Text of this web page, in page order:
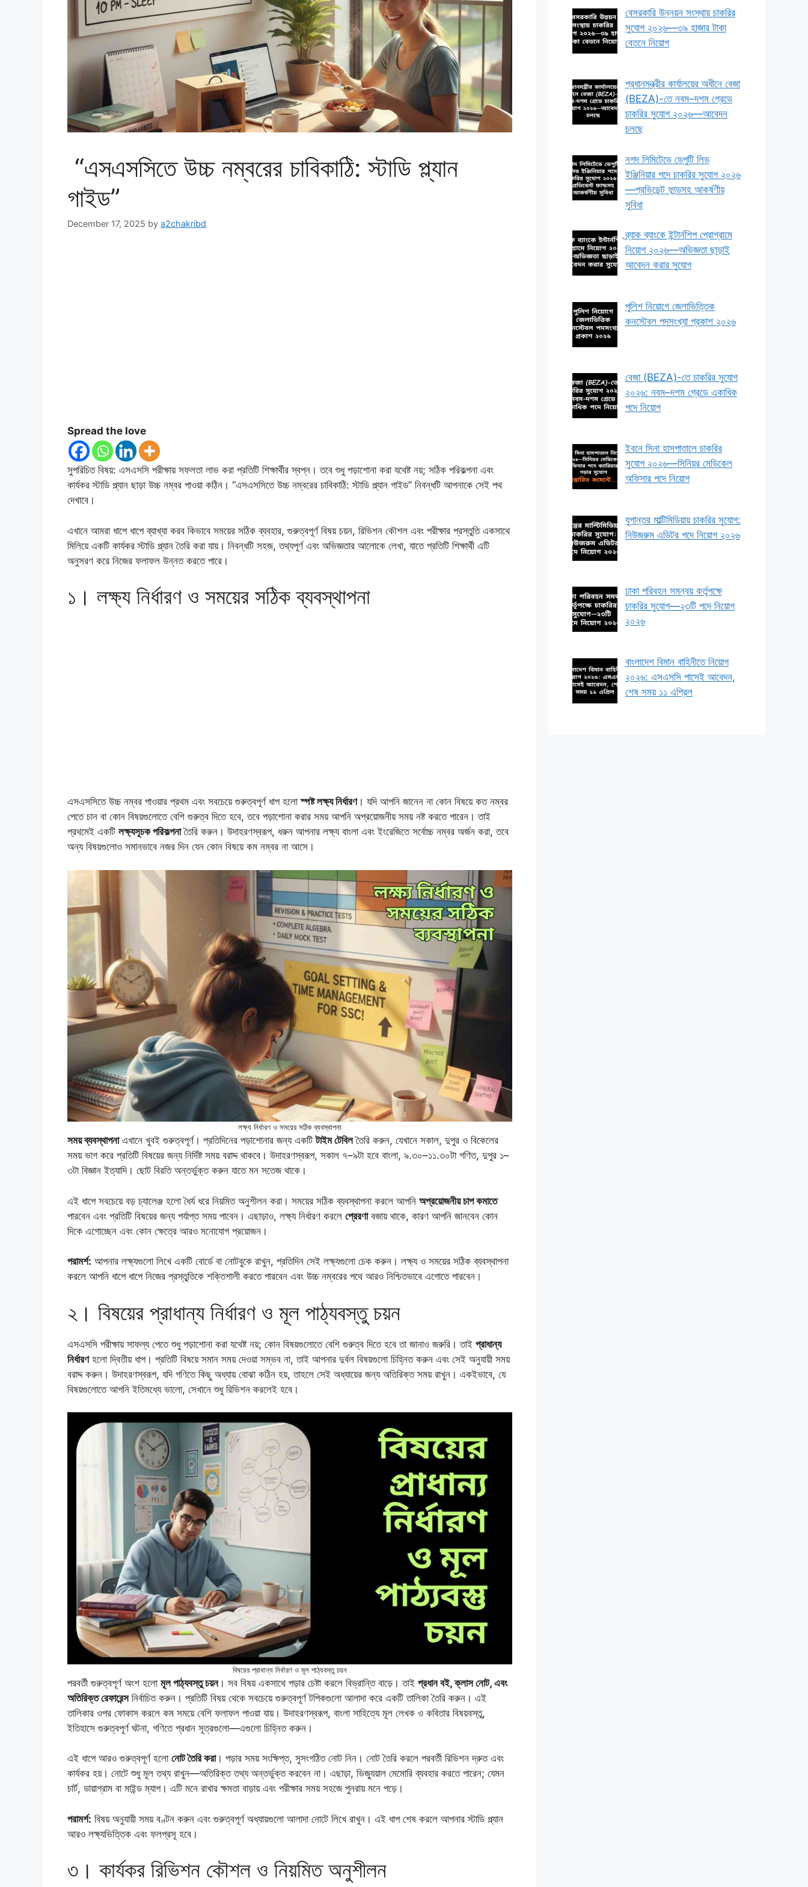
“এসএসসিতে উচ্চ নম্বরের চাবিকাঠি: স্টাডি প্ল্যান
গাইড”
December 17, 2025 by a2chakribd
Spread the love
সুপরিচিত বিষয়: এসএসসি পরীক্ষায় সফলতা লাভ করা প্রতিটি শিক্ষার্থীর স্বপ্ন। তবে শুধু পড়াশোনা করা যথেষ্ট নয়; সঠিক পরিকল্পনা এবং
কার্যকর স্টাডি প্ল্যান ছাড়া উচ্চ নম্বর পাওয়া কঠিন। “এসএসসিতে উচ্চ নম্বরের চাবিকাঠি: স্টাডি প্ল্যান গাইড” নিবন্ধটি আপনাকে সেই পথ
দেখাবে।
এখানে আমরা ধাপে ধাপে ব্যাখ্যা করব কিভাবে সময়ের সঠিক ব্যবহার, গুরুত্বপূর্ণ বিষয় চয়ন, রিভিশন কৌশল এবং পরীক্ষার প্রস্তুতি একসাথে
মিলিয়ে একটি কার্যকর স্টাডি প্ল্যান তৈরি করা যায়। নিবন্ধটি সহজ, তথ্যপূর্ণ এবং অভিজ্ঞতার আলোকে লেখা, যাতে প্রতিটি শিক্ষার্থী এটি
অনুসরণ করে নিজের ফলাফল উন্নত করতে পারে।
১। লক্ষ্য নির্ধারণ ও সময়ের সঠিক ব্যবস্থাপনা
এসএসসিতে উচ্চ নম্বর পাওয়ার প্রথম এবং সবচেয়ে গুরুত্বপূর্ণ ধাপ হলোস্পষ্ট লক্ষ্য নির্ধারণ। যদি আপনি জানেন না কোন বিষয়ে কত নম্বর
পেতে চান বা কোন বিষয়গুলোতে বেশি গুরুত্ব দিতে হবে, তবে পড়াশোনা করার সময় আপনি অপ্রয়োজনীয় সময় নষ্ট করতে পারেন। তাই
প্রথমেই একটি লক্ষ্যসূচক পরিকল্পনাতৈরি করুন। উদাহরণস্বরূপ, ধরুন আপনার লক্ষ্য বাংলা এবং ইংরেজিতে সর্বোচ্চ নম্বর অর্জন করা, তবে
অন্য বিষয়গুলোও সমানভাবে নজর দিন যেন কোন বিষয়ে কম নম্বর না আসে।
লক্ষ্য নির্ধারণ ও সময়ের সঠিক ব্যবস্থাপনা
সময় ব্যবস্থাপনাএখানে খুবই গুরুত্বপূর্ণ। প্রতিদিনের পড়াশোনার জন্য একটিটাইম টেবিলতৈরি করুন, যেখানে সকাল, দুপুর ও বিকেলের
সময় ভাগ করে প্রতিটি বিষয়ের জন্য নির্দিষ্ট সময় বরাদ্দ থাকবে। উদাহরণস্বরূপ, সকাল ৭–৯টা হবে বাংলা, ৯.৩০–১১.৩০টা গণিত, দুপুর ১–
৩টা বিজ্ঞান ইত্যাদি। ছোট বিরতি অন্তর্ভুক্ত করুন যাতে মন সতেজ থাকে।
এই ধাপে সবচেয়ে বড় চ্যালেঞ্জ হলো ধৈর্য ধরে নিয়মিত অনুশীলন করা। সময়ের সঠিক ব্যবস্থাপনা করলে আপনি অপ্রয়োজনীয় চাপ কমাতে
পারবেন এবং প্রতিটি বিষয়ের জন্য পর্যাপ্ত সময় পাবেন। এছাড়াও, লক্ষ্য নির্ধারণ করলে প্রেরণাবজায় থাকে, কারণ আপনি জানবেন কোন
দিকে এগোচ্ছেন এবং কোন ক্ষেত্রে আরও মনোযোগ প্রয়োজন।
পরামর্শ: আপনার লক্ষ্যগুলো লিখে একটি বোর্ডে বা নোটবুকে রাখুন, প্রতিদিন সেই লক্ষ্যগুলো চেক করুন। লক্ষ্য ও সময়ের সঠিক ব্যবস্থাপনা
করলে আপনি ধাপে ধাপে নিজের প্রস্তুতিকে শক্তিশালী করতে পারবেন এবং উচ্চ নম্বরের পথে আরও নিশ্চিতভাবে এগোতে পারবেন।
২। বিষয়ের প্রাধান্য নির্ধারণ ও মূল পাঠ্যবস্তু চয়ন
এসএসসি পরীক্ষায় সাফল্য পেতে শুধু পড়াশোনা করা যথেষ্ট নয়; কোন বিষয়গুলোতে বেশি গুরুত্ব দিতে হবে তা জানাও জরুরি। তাই প্রাধান্য
নির্ধারণহলো দ্বিতীয় ধাপ। প্রতিটি বিষয়ে সমান সময় দেওয়া সম্ভব না, তাই আপনার দুর্বল বিষয়গুলো চিহ্নিত করুন এবং সেই অনুযায়ী সময়
বরাদ্দ করুন। উদাহরণস্বরূপ, যদি গণিতে কিছু অধ্যায় বোঝা কঠিন হয়, তাহলে সেই অধ্যায়ের জন্য অতিরিক্ত সময় রাখুন। একইভাবে, যে
বিষয়গুলোতে আপনি ইতিমধ্যে ভালো, সেখানে শুধু রিভিশন করলেই হবে।
বিষয়ের প্রাধান্য নির্ধারণ ও মূল পাঠ্যবস্তু চয়ন
পরবর্তী গুরুত্বপূর্ণ অংশ হলো মূল পাঠ্যবস্তু চয়ন। সব বিষয় একসাথে পড়ার চেষ্টা করলে বিভ্রান্তি বাড়ে। তাই প্রধান বই, ক্লাস নোট, এবং
অতিরিক্ত রেফারেন্সনির্বাচিত করুন। প্রতিটি বিষয় থেকে সবচেয়ে গুরুত্বপূর্ণ টপিকগুলো আলাদা করে একটি তালিকা তৈরি করুন। এই
তালিকার ওপর ফোকাস করলে কম সময়ে বেশি ফলাফল পাওয়া যায়। উদাহরণস্বরূপ, বাংলা সাহিত্যে মূল লেখক ও কবিতার বিষয়বস্তু,
ইতিহাসে গুরুত্বপূর্ণ ঘটনা, গণিতে প্রধান সূত্রগুলো—এগুলো চিহ্নিত করুন।
এই ধাপে আরও গুরুত্বপূর্ণ হলো নোট তৈরি করা। পড়ার সময় সংক্ষিপ্ত, সুসংগঠিত নোট নিন। নোট তৈরি করলে পরবর্তী রিভিশন দ্রুত এবং
কার্যকর হয়। নোটে শুধু মূল তথ্য রাখুন—অতিরিক্ত তথ্য অন্তর্ভুক্ত করবেন না। এছাড়া, ভিজ্যুয়াল মেমোরি ব্যবহার করতে পারেন; যেমন
চার্ট, ডায়াগ্রাম বা মাইন্ড ম্যাপ। এটি মনে রাখার ক্ষমতা বাড়ায় এবং পরীক্ষার সময় সহজে পুনরায় মনে পড়ে।
পরামর্শ: বিষয় অনুযায়ী সময় বণ্টন করুন এবং গুরুত্বপূর্ণ অধ্যায়গুলো আলাদা নোটে লিখে রাখুন। এই ধাপ শেষ করলে আপনার স্টাডি প্ল্যান
আরও লক্ষ্যভিত্তিক এবং ফলপ্রসূ হবে।
৩। কার্যকর রিভিশন কৌশল ও নিয়মিত অনুশীলন
বেসরকারি উন্নয়ন সংস্থায় চাকরির
সুযোগ ২০২৬—৩৯ হাজার টাকা
বেতনে নিয়োগ
প্রধানমন্ত্রীর কার্যালয়ের অধীনে বেজা
(BEZA)-তে নবম–দশম গ্রেডে
চাকরির সুযোগ ২০২৬—আবেদন
চলছে
নগদ লিমিটেডে ডেপুটি লিড
ইঞ্জিনিয়ার পদে চাকরির সুযোগ ২০২৬
—প্রভিডেন্ট ফান্ডসহ আকর্ষণীয়
সুবিধা
ব্র্যাক ব্যাংকে ইন্টার্নশিপ প্রোগ্রামে
নিয়োগ ২০২৬—অভিজ্ঞতা ছাড়াই
আবেদন করার সুযোগ
পুলিশ নিয়োগে জেলাভিত্তিক
কনস্টেবল পদসংখ্যা প্রকাশ ২০২৬
বেজা (BEZA)-তে চাকরির সুযোগ
২০২৬: নবম–দশম গ্রেডে একাধিক
পদে নিয়োগ
ইবনে সিনা হাসপাতালে চাকরির
সুযোগ ২০২৬—সিনিয়র মেডিকেল
অফিসার পদে নিয়োগ
যুগান্তর মাল্টিমিডিয়ায় চাকরির সুযোগ:
নিউজরুম এডিটর পদে নিয়োগ ২০২৬
ঢাকা পরিবহন সমন্বয় কর্তৃপক্ষে
চাকরির সুযোগ—২৩টি পদে নিয়োগ
২০২৬
বাংলাদেশ বিমান বাহিনীতে নিয়োগ
২০২৬: এসএসসি পাসেই আবেদন,
শেষ সময় ১১ এপ্রিল